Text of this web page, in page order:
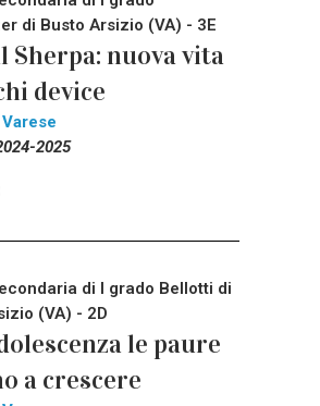
di Busto Arsizio (VA) - 3E
Sherpa: nuova vita
device
2025
di I grado Bellotti di
(VA) - 2D
le paure
a crescere